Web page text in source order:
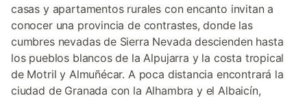
casas y apartamentos rurales con encanto invitan a
conocer una provincia de contrastes, donde las
cumbres nevadas de Sierra Nevada descienden hasta
los pueblos blancos de la Alpujarra y la costa tropical
de Motril y Almuñécar. A poca distancia encontrará la
ciudad de Granada con la Alhambra y el Albaicín,